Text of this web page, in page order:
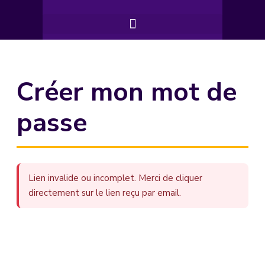
Créer mon mot de
passe
Lien invalide ou incomplet. Merci de cliquer
directement sur le lien reçu par email.